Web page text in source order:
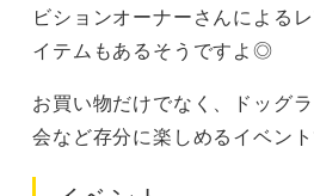
ビションオーナーさんによる
イテムもあるそうですよ◎
お買い物だけでなく、ドッグ
会など存分に楽しめるイベント